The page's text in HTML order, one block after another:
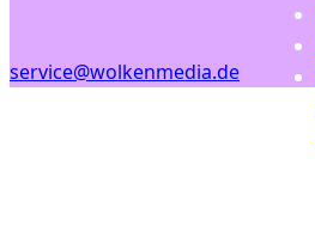
service@wolkenmedia.de